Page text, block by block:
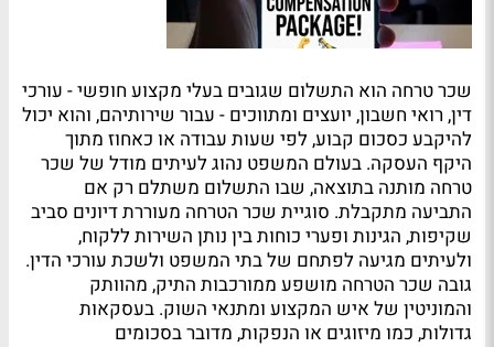
שכר טרחה הוא התשלום שגובים בעלי מקצוע חופשי - עורכי
דין, רואי חשבון, יועצים ומתווכים - עבור שירותיהם, והוא יכול
להיקבע כסכום קבוע, לפי שעות עבודה או כאחוז מתוך
היקף העסקה. בעולם המשפט נהוג לעיתים מודל של שכר
טרחה מותנה בתוצאה, שבו התשלום משתלם רק אם
התביעה מתקבלת. סוגיית שכר הטרחה מעוררת דיונים סביב
שקיפות, הגינות ופערי כוחות בין נותן השירות ללקוח,
ולעיתים מגיעה לפתחם של בתי המשפט ולשכת עורכי הדין.
גובה שכר הטרחה מושפע ממורכבות התיק, מהוותק
והמוניטין של איש המקצוע ומתנאי השוק. בעסקאות
גדולות, כמו מיזוגים או הנפקות, מדובר בסכומים